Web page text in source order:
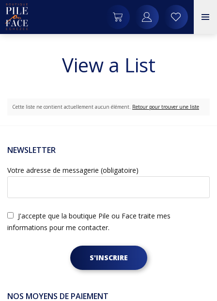
View a List
Cette liste ne contient actuellement aucun élément. Retour pour trouver une liste
NEWSLETTER
Votre adresse de messagerie (obligatoire)
J'accepte que la boutique Pile ou Face traite mes
informations pour me contacter.
S'INSCRIRE
NOS MOYENS DE PAIEMENT